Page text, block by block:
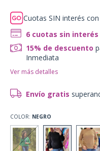
Cuotas SIN interés con
6 cuotas sin interés
15% de descuento
Inmediata
Ver más detalles
Envío gratis
COLOR: NEGRO